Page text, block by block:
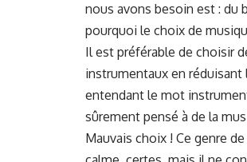
nous avons besoin est : du
pourquoi le choix de
Il est préférable de choisir
instrumentaux en réduisant
entendant le mot
sûrement pensé à de la
Mauvais choix ! Ce genre